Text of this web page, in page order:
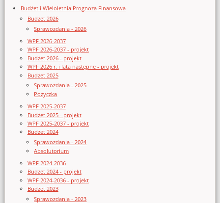
Budżet i Wieloletnia Prognoza Finansowa
Budżet 2026
Sprawozdania - 2026
WPF 2026-2037
WPF 2026-2037 - projekt
Budżet 2026 - projekt
WPF 2026 r. i lata następne - projekt
Budżet 2025
Sprawozdania - 2025
Pożyczka
WPF 2025-2037
Budżet 2025 - projekt
WPF 2025-2037 - projekt
Budżet 2024
Sprawozdania - 2024
Absolutorium
WPF 2024-2036
Budżet 2024 - projekt
WPF 2024-2036 - projekt
Budżet 2023
Sprawozdania - 2023